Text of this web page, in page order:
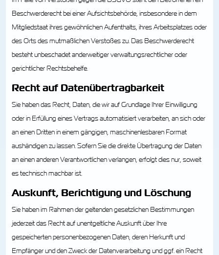
Beschwerderecht bei einer Aufsichtsbehörde, insbesondere in dem
Mitgliedstaat ihres gewöhnlichen Aufenthalts, ihres Arbeitsplatzes oder
des Orts des mutmaßlichen Verstoßes zu. Das Beschwerderecht
besteht unbeschadet anderweitiger verwaltungsrechtlicher oder
gerichtlicher Rechtsbehelfe.
Recht auf Daten­übertrag­barkeit
Sie haben das Recht, Daten, die wir auf Grundlage Ihrer Einwilligung
oder in Erfüllung eines Vertrags automatisiert verarbeiten, an sich oder
an einen Dritten in einem gängigen, maschinenlesbaren Format
aushändigen zu lassen. Sofern Sie die direkte Übertragung der Daten
an einen anderen Verantwortlichen verlangen, erfolgt dies nur, soweit
es technisch machbar ist.
Auskunft, Berichtigung und Löschung
Sie haben im Rahmen der geltenden gesetzlichen Bestimmungen
jederzeit das Recht auf unentgeltliche Auskunft über Ihre
gespeicherten personenbezogenen Daten, deren Herkunft und
Empfänger und den Zweck der Datenverarbeitung und ggf. ein Recht